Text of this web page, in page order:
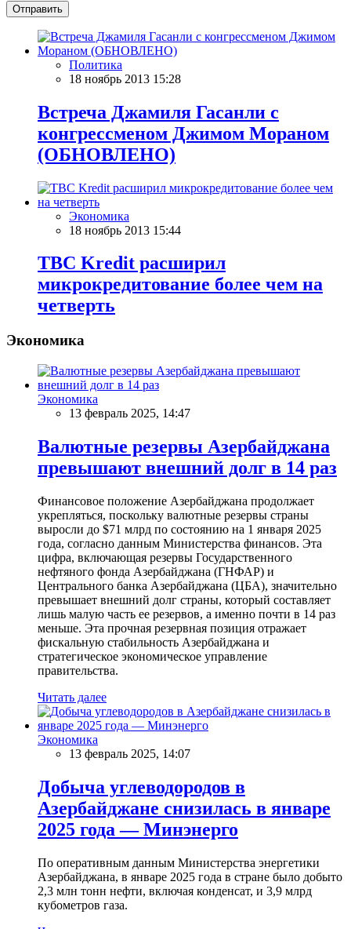
Отправить
Политика
18 ноябрь 2013 15:28
Встреча Джамиля Гасанли с
конгрессменом Джимом Мораном
(ОБНОВЛЕНО)
Экономика
18 ноябрь 2013 15:44
TBC Kredit расширил
микрокредитование более чем на
четверть
Экономика
Экономика
13 февраль 2025, 14:47
Валютные резервы Азербайджана
превышают внешний долг в 14 раз
Финансовое положение Азербайджана продолжает
укрепляться, поскольку валютные резервы страны
выросли до $71 млрд по состоянию на 1 января 2025
года, согласно данным Министерства финансов. Эта
цифра, включающая резервы Государственного
нефтяного фонда Азербайджана (ГНФАР) и
Центрального банка Азербайджана (ЦБА), значительно
превышает внешний долг страны, который составляет
лишь малую часть ее резервов, а именно почти в 14 раз
меньше. Эта прочная резервная позиция отражает
фискальную стабильность Азербайджана и
стратегическое экономическое управление
правительства.
Читать далее
Экономика
13 февраль 2025, 14:07
Добыча углеводородов в
Азербайджане снизилась в январе
2025 года — Минэнерго
По оперативным данным Министерства энергетики
Азербайджана, в январе 2025 года в стране было добыто
2,3 млн тонн нефти, включая конденсат, и 3,9 млрд
кубометров газа.